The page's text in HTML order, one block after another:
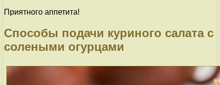
Приятного аппетита!
Способы подачи куриного салата с
солеными огурцами